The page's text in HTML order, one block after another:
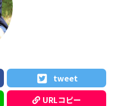
tweet
URLコピー